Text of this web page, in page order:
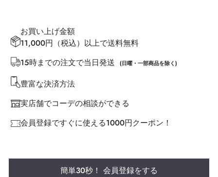
お買い上げ金額
11,000円（税込）以上で送料無料
15時までの注文で当日発送
(日曜・一部商品を除く)
豊富な決済方法
実店舗でコーデの相談ができる
会員登録ですぐに使える1000円クーポン！
簡単30秒！ 会員登録をする